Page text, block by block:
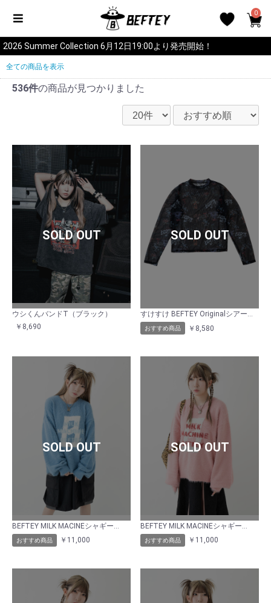
0
2026 Summer Collection 6月12日19:00より発売開始！
全ての商品を表示
536件の商品が見つかりました
SOLD OUT
ウシくんバンドT（ブラック）
￥8,690
SOLD OUT
すけすけ BEFTEY Originalシアーインナー（ブラック）
おすすめ商品 ￥8,580
SOLD OUT
おすすめ商品 ￥11,000
SOLD OUT
おすすめ商品 ￥11,000